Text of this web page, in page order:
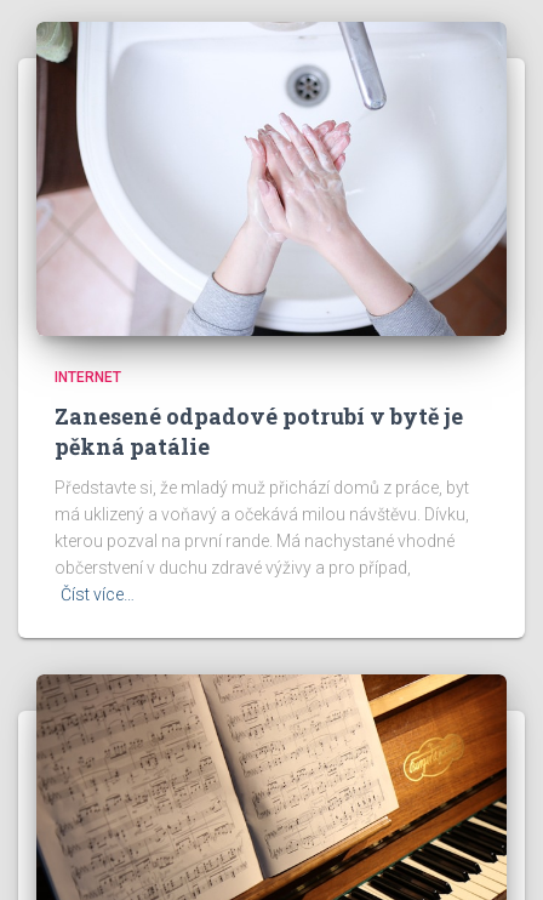
INTERNET
Zanesené odpadové potrubí v bytě je
pěkná patálie
Představte si, že mladý muž přichází domů z práce, byt
má uklizený a voňavý a očekává milou návštěvu. Dívku,
kterou pozval na první rande. Má nachystané vhodné
občerstvení v duchu zdravé výživy a pro případ,
Číst více…